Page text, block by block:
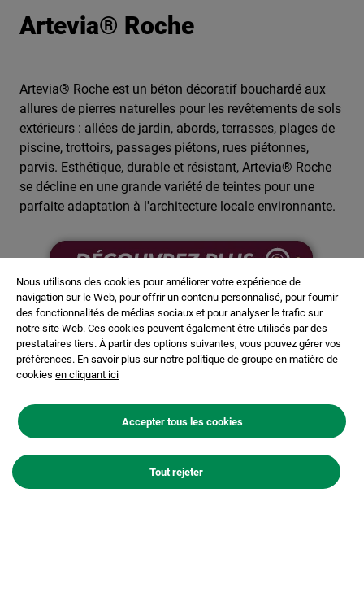
Artevia® Roche
Artevia® Roche est un béton décoratif bouchardé aux
allures de pierres naturelles pour les revêtements de sols
extérieurs : allées de jardin, abords, terrasses, plages de
piscine, trottoirs, passages piétons, rues piétonnes,
parvis. Esthétique, durable et résistant, Artevia® Roche
se décline en une grande variété de teintes pour une
parfaite adaptation à l'architecture locale environnante.
Image
Nous utilisons des cookies pour améliorer votre expérience de
navigation sur le Web, pour offrir un contenu personnalisé, pour fournir
des fonctionnalités de médias sociaux et pour analyser le trafic sur
notre site Web. Ces cookies peuvent également être utilisés par des
prestataires tiers. À partir des options suivantes, vous pouvez gérer vos
préférences. En savoir plus sur notre politique de groupe en matière de
cookies en cliquant ici
Accepter tous les cookies
Tout rejeter